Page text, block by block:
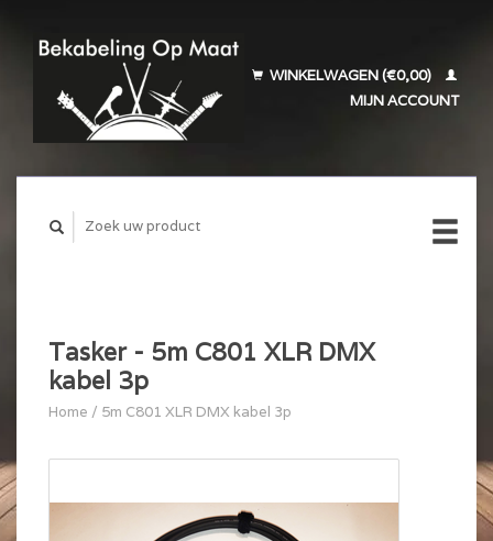
WINKELWAGEN (€0,00)
MIJN ACCOUNT
Tasker - 5m C801 XLR DMX
kabel 3p
Home / 5m C801 XLR DMX kabel 3p